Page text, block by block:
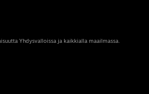
Yhdysvalloissa ja kaikkialla maailmassa.